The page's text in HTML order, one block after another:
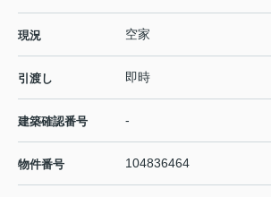
現況 空家
引渡し 即時
建築確認番号 -
物件番号 104836464